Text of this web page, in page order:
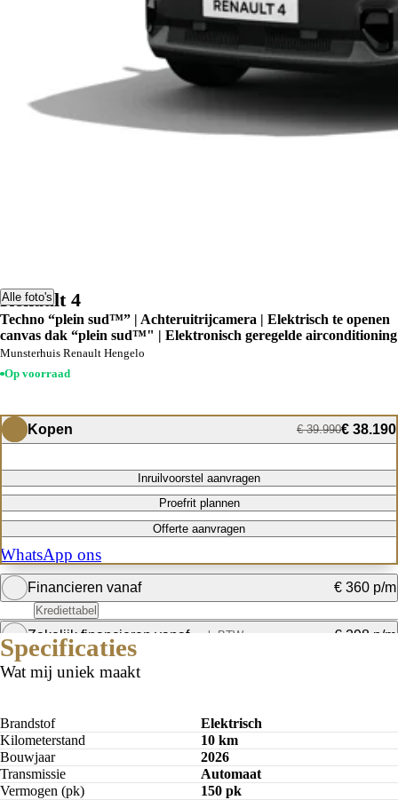
Alle foto's
Renault 4
Techno “plein sud™” | Achteruitrijcamera | Elektrisch te openen
canvas dak “plein sud™" | Elektronisch geregelde airconditioning
Munsterhuis Renault Hengelo
Op voorraad
Kopen € 39.990€ 38.190
Inruilvoorstel aanvragen
Proefrit plannen
Offerte aanvragen
WhatsApp ons
Financieren vanaf € 360 p/m
Krediettabel
Bereken mijn maandbedrag
Zakelijk financieren vanafexcl. BTW € 298 p/m
Specificaties
Wat mij uniek maakt
Brandstof
Elektrisch
Kilometerstand
10 km
Bouwjaar
2026
Transmissie
Automaat
Vermogen (pk)
150 pk